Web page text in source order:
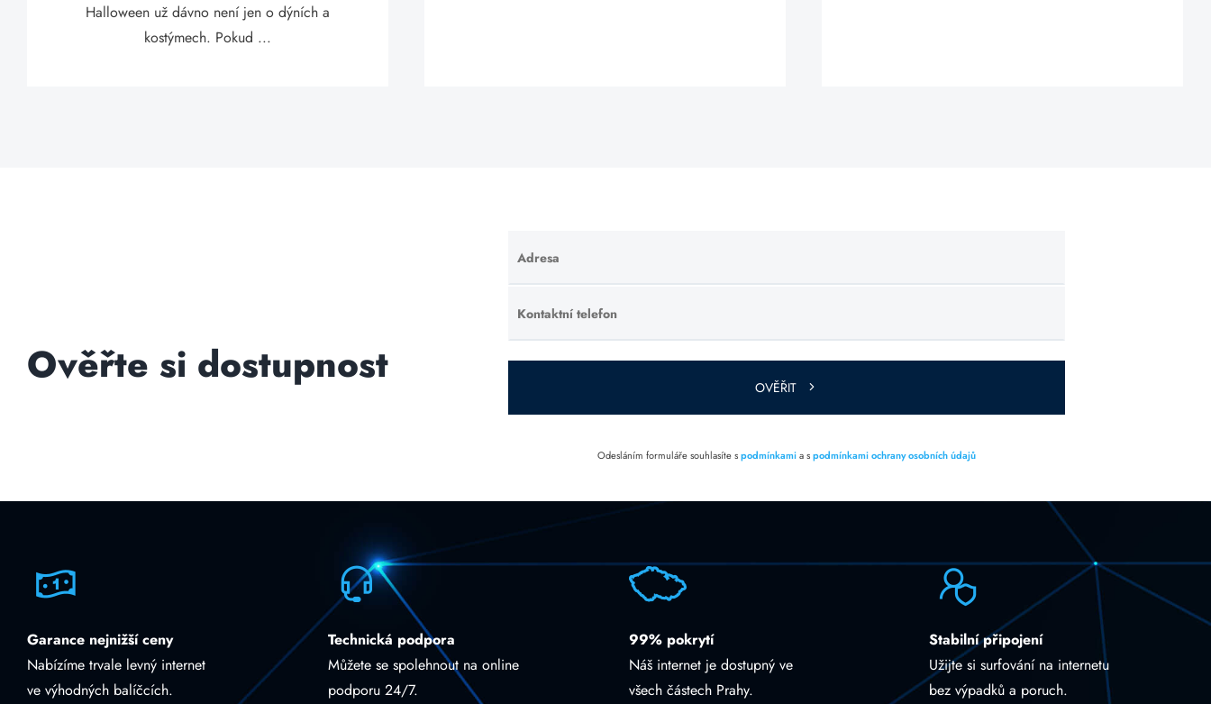
Halloween už dávno není jen o dýních a
kostýmech. Pokud ...
Ověřte si dostupnost
Adresa
Ponechte
toto pole
prázdné.
Kontaktní telefon
Ponechte
toto pole
prázdné.
OVĚŘIT
Odesláním formuláře souhlasíte spodmínkamia spodmínkami ochrany osobních údajů
Garance nejnižší ceny
Nabízíme trvale levný internet
ve výhodných balíčcích.
Technická podpora
Můžete se spolehnout na online
podporu 24/7.
99% pokrytí
Náš internet je dostupný ve
všech částech Prahy.
Stabilní připojení
Užijte si surfování na internetu
bez výpadků a poruch.